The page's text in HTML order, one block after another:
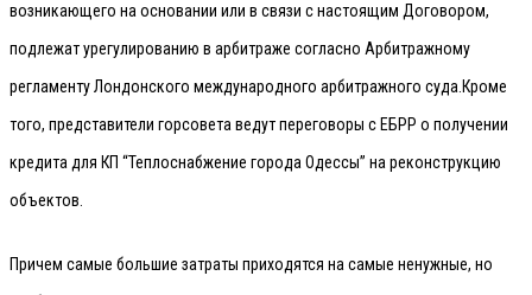
возникающего на основании или в связи с настоящим Договором,
подлежат урегулированию в арбитраже согласно Арбитражному
регламенту Лондонского международного арбитражного суда. Кроме
того, представители горсовета ведут переговоры с ЕБРР о получении
кредита для КП “Теплоснабжение города Одессы” на реконструкцию
объектов.
Причем самые большие затраты приходятся на самые ненужные, но